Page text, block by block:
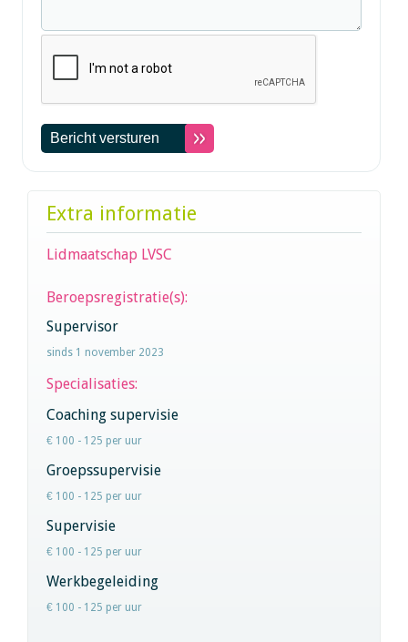
Extra informatie
Lidmaatschap LVSC
Beroepsregistratie(s):
Supervisor
sinds 1 november 2023
Specialisaties:
Coaching supervisie
€ 100 - 125 per uur
Groepssupervisie
€ 100 - 125 per uur
Supervisie
€ 100 - 125 per uur
Werkbegeleiding
€ 100 - 125 per uur